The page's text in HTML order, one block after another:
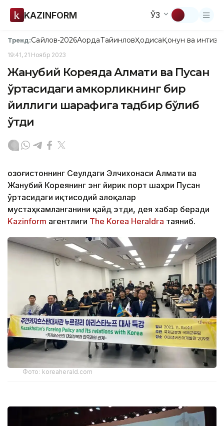
KAZINFORM ЎЗ
Тренд:Сайлов-2026АқордаТайинловҲодисаҚонун ва
19:41, 21 Ноябр 2023
Жанубий Кореяда Алмати ва Пусан
ўртасидаги ҳамкорликнинг бир
йиллиги шарафига тадбир бўлиб
ўтди
Қозоғистоннинг Сеулдаги Элчихонаси Алмати ва
Жанубий Кореянинг энг йирик порт шаҳри Пусан
ўртасидаги иқтисодий алоқалар
мустаҳкамланганини қайд этди, дея хабар беради
Kazinform агентлиги The Korea Heraldга таяниб.
Фото: koreaherald.com